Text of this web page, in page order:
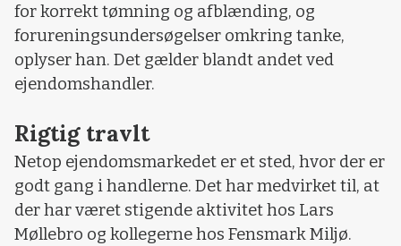
for korrekt tømning og afblænding, og
forureningsundersøgelser omkring tanke,
oplyser han. Det gælder blandt andet ved
ejendomshandler.
Rigtig travlt
Netop ejendomsmarkedet er et sted, hvor der er
godt gang i handlerne. Det har medvirket til, at
der har været stigende aktivitet hos Lars
Møllebro og kollegerne hos Fensmark Miljø.